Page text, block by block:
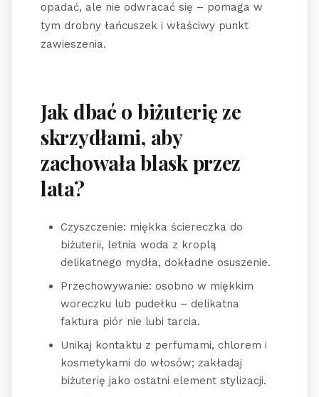
opadać, ale nie odwracać się – pomaga w
tym drobny łańcuszek i właściwy punkt
zawieszenia.
Jak dbać o biżuterię ze
skrzydłami, aby
zachowała blask przez
lata?
Czyszczenie: miękka ściereczka do
biżuterii, letnia woda z kroplą
delikatnego mydła, dokładne osuszenie.
Przechowywanie: osobno w miękkim
woreczku lub pudełku – delikatna
faktura piór nie lubi tarcia.
Unikaj kontaktu z perfumami, chlorem i
kosmetykami do włosów; zakładaj
biżuterię jako ostatni element stylizacji.